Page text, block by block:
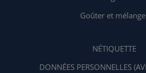
Goûter et
NÉTIQUETTE
DONNÉES PERSONNELLES